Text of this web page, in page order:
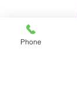
Phone